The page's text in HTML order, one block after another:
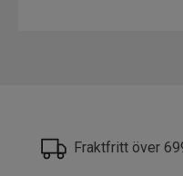
Fraktfritt över